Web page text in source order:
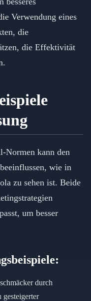
Verwendung eines
die
die Effektivität
Normen kann den
wie in
zu sehen ist. Beide
um besser
durch
gesteigerter